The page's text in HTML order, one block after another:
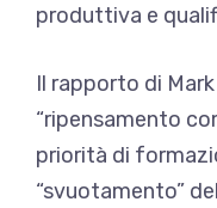
produttiva e
Il rapporto di
“ripensamento
priorità di
“svuotamento”